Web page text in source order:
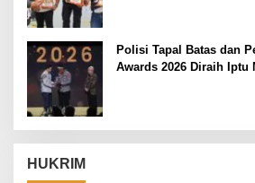
Polisi Tapal Batas dan
Awards 2026 Diraih
HUKRIM